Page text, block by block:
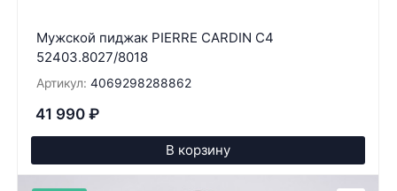
Мужской пиджак PIERRE CARDIN C4
52403.8027/8018
Артикул: 4069298288862
41 990 ₽
В корзину